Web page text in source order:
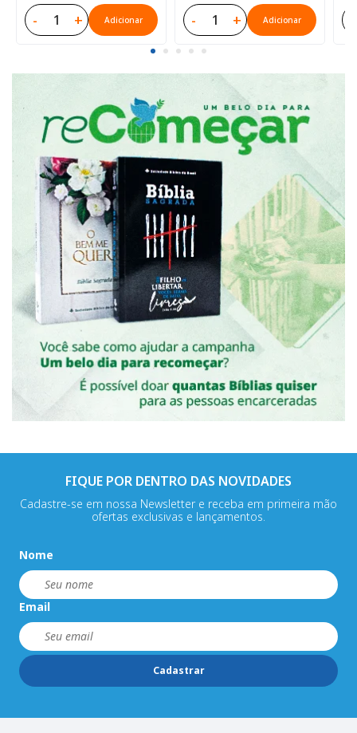
- + Adicionar - + Adicionar
FIQUE POR DENTRO DAS NOVIDADES
Cadastre-se em nossa Newsletter e receba em primeira mão
ofertas exclusivas e lançamentos.
Nome
Email
Cadastrar